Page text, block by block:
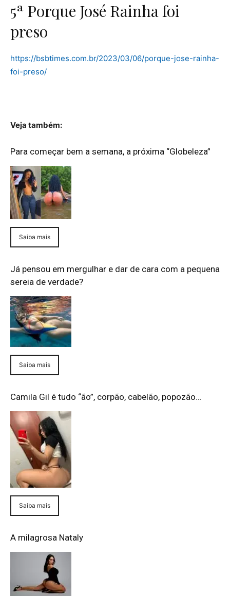
5ª Porque José Rainha foi
preso
https://bsbtimes.com.br/2023/03/06/porque-jose-rainha-
foi-preso/
Veja também:
Para começar bem a semana, a próxima “Globeleza”
Saiba mais
Já pensou em mergulhar e dar de cara com a pequena
sereia de verdade?
Saiba mais
Camila Gil é tudo “ão”, corpão, cabelão, popozão…
Saiba mais
A milagrosa Nataly